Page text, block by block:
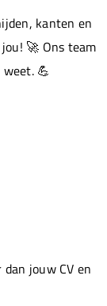
kanten en
🚀 Ons team
💪
jouw CV en